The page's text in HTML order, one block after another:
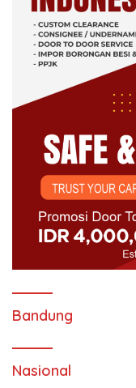
Bandung
Nasional